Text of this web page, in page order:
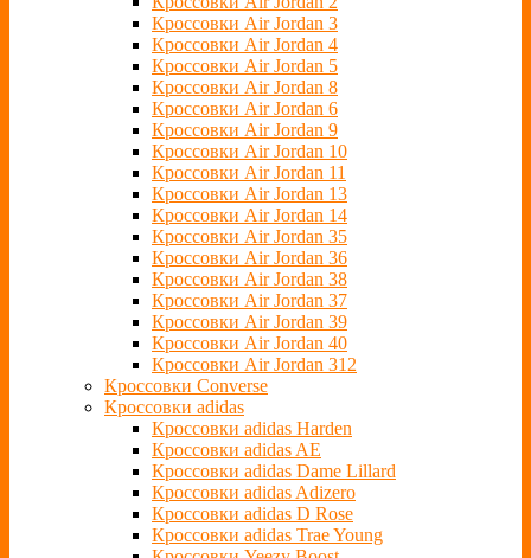
Кроссовки Air Jordan 3
Кроссовки Air Jordan 4
Кроссовки Air Jordan 5
Кроссовки Air Jordan 8
Кроссовки Air Jordan 6
Кроссовки Air Jordan 9
Кроссовки Air Jordan 10
Кроссовки Air Jordan 11
Кроссовки Air Jordan 13
Кроссовки Air Jordan 14
Кроссовки Air Jordan 35
Кроссовки Air Jordan 36
Кроссовки Air Jordan 38
Кроссовки Air Jordan 37
Кроссовки Air Jordan 39
Кроссовки Air Jordan 40
Кроссовки Air Jordan 312
Кроссовки Converse
Кроссовки adidas
Кроссовки adidas Harden
Кроссовки adidas AE
Кроссовки adidas Dame Lillard
Кроссовки adidas Adizero
Кроссовки adidas D Rose
Кроссовки adidas Trae Young